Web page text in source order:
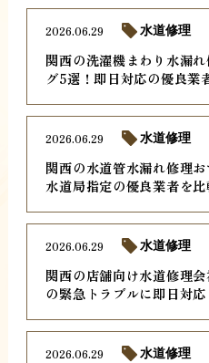
関西の洗濯機まわり水漏
グ5選！即日対応の優良業
2026.06.29 水道修理
関西の水道管水漏れ修理
水道局指定の優良業者を比
2026.06.29 水道修理
関西の店舗向け水道修理
の緊急トラブルに即日対応
2026.06.29 水道修理
2026.06.29 水道修理